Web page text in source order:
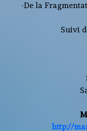
-De la
Suivi
http://